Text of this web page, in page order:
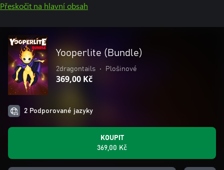
Přeskočit na hlavní obsah
Yooperlite (Bundle)
2dragontails • Plošinové
369,00 Kč
2 Podporované jazyky
KOUPIT
369,00 Kč